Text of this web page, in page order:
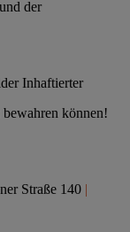
der
können!
Straße 140 |